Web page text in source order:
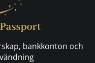
bankkonton och
Hrvatski